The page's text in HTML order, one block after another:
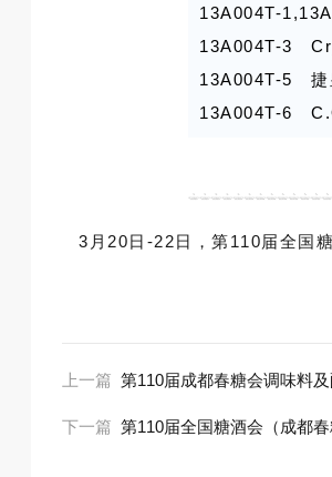
7D062T 辽宁
7E059T 英博金
7E060T-1 德国
7E066B 四川
7E068B 亮星
7F072T 湖州浙
7F075T 贵州
8D049T 世港
8D053T 广东
8D057T 上海
8E052T 大连
8F069T-1 圣罗
8F075T 深圳法
12A003T-1 法
12A003T-10
12A003T-11
12A003T-12
12A003T-5
12A003T-9
12A004T-1
13A004T-
13A004T-3
13A004T-5 捷
13A004T-6
13A011T 广西
13B012T-1 天
3月20日-22日，第110届全国
上一篇 第110届成都春糖会调味料
下一篇 第110届全国糖酒会（成都